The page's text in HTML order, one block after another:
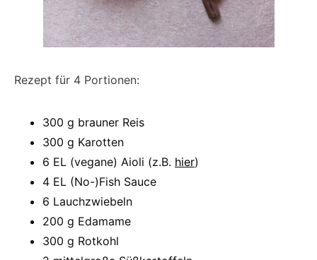
Rezept für 4 Portionen:
300 g brauner Reis
300 g Karotten
6 EL (vegane) Aioli (z.B. hier)
4 EL (No-)Fish Sauce
6 Lauchzwiebeln
200 g Edamame
300 g Rotkohl